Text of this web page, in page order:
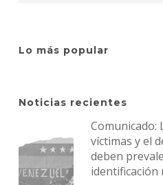
Lo más popular
Noticias recientes
Comunicado:
víctimas y el
deben
identificación